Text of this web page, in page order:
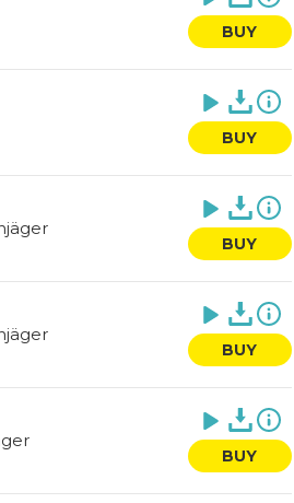
BUY
BUY
BUY
BUY
BUY